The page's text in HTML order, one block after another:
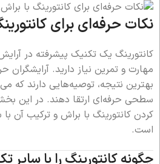
نکات حرفه‌ای برای
کانتورینگ یک تکنیک پیشرفته در
مهارت و تمرین نیاز دارید. آرایشگران
بهترین نتیجه، توصیه‌هایی دارند که
سطحی حرفه‌ای ارتقا دهند. در این
کردن کانتورینگ با براش و ترکیب آن
است.
چگونه کانتورینگ را با سایر